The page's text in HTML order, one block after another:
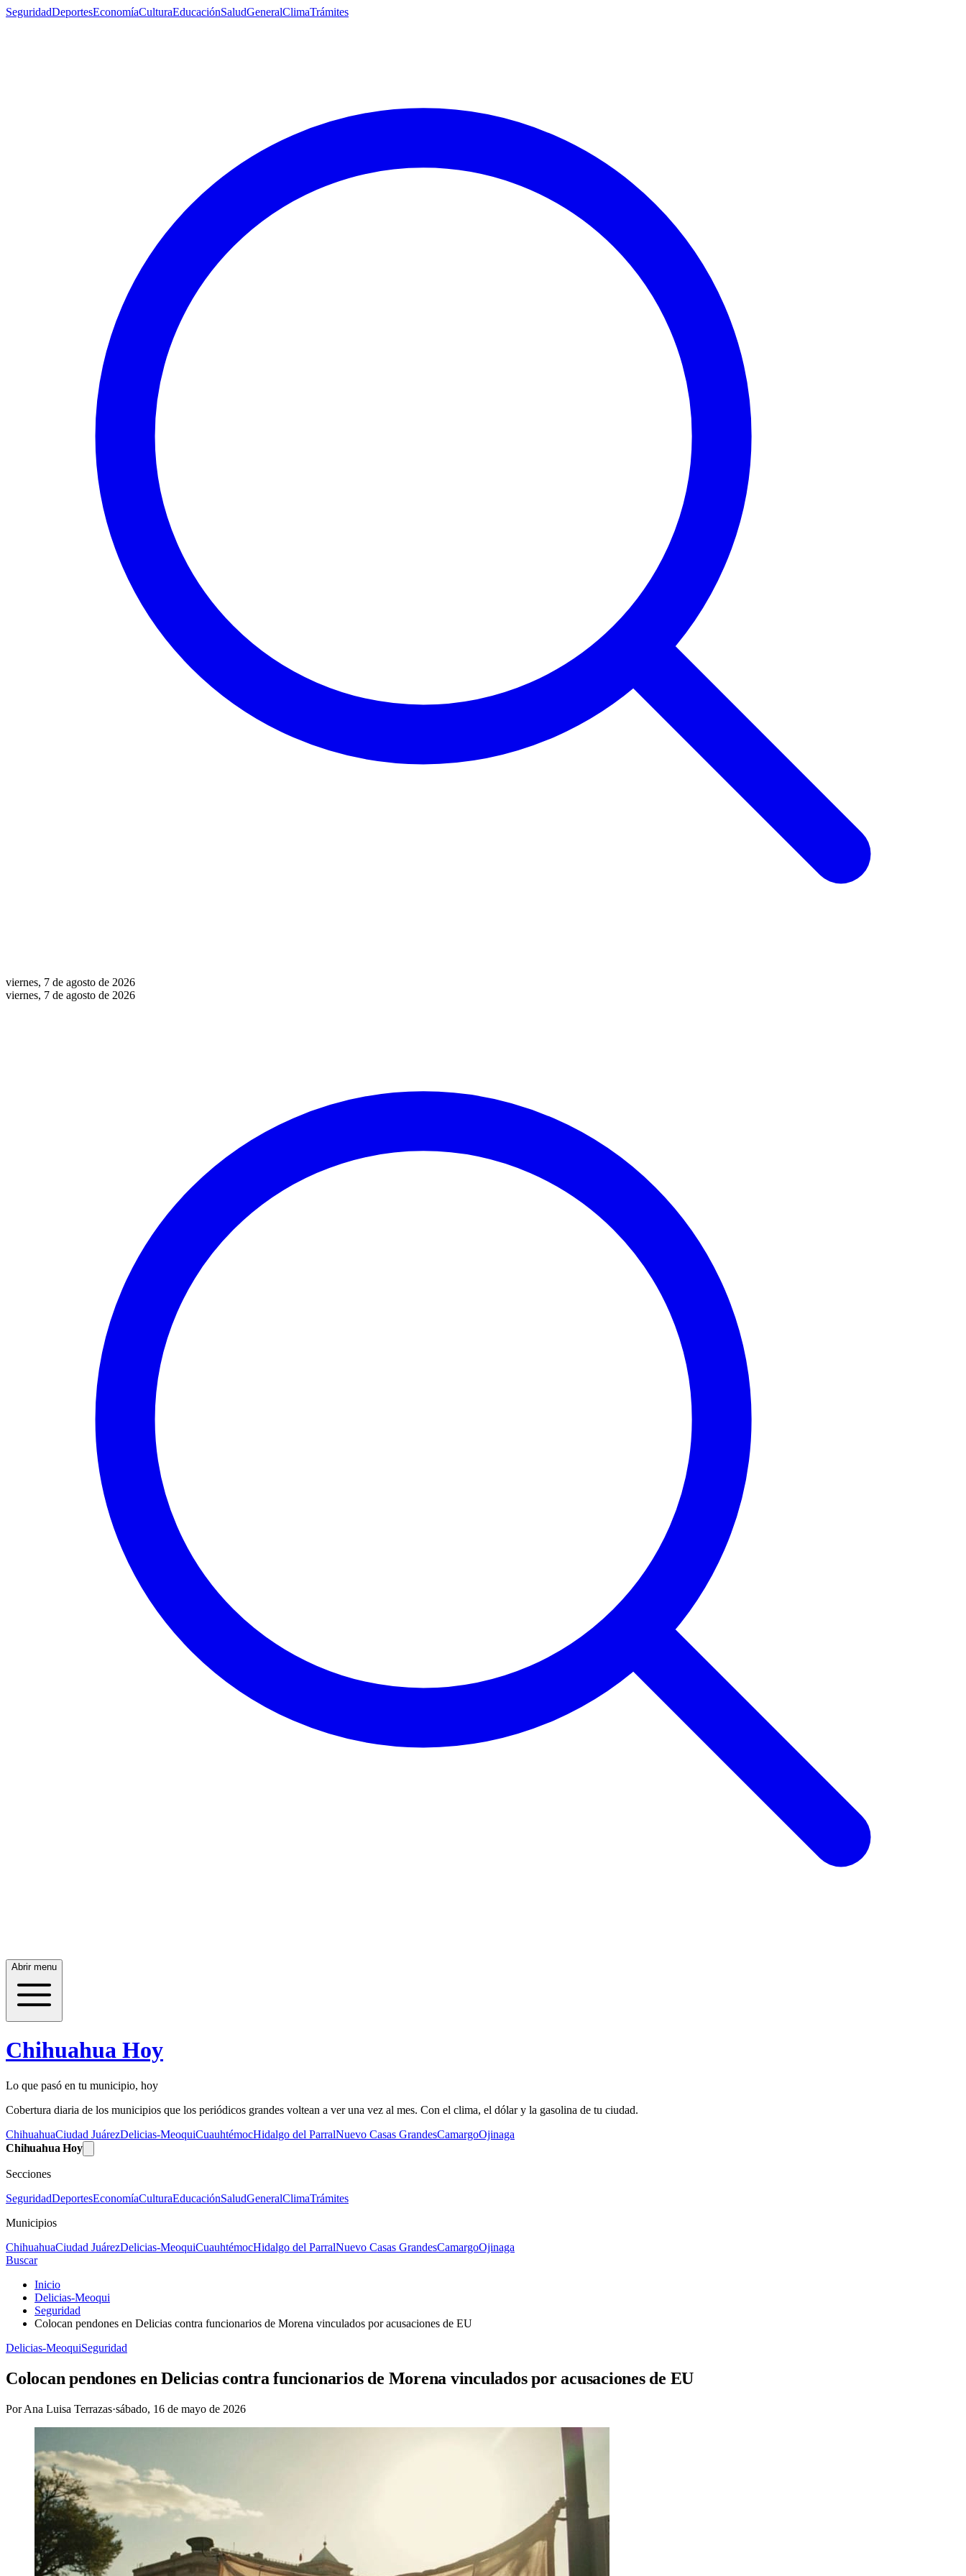
SeguridadDeportesEconomíaCulturaEducaciónSaludGeneralClimaTrámites
viernes, 7 de agosto de 2026
viernes, 7 de agosto de 2026
Abrir menu
Chihuahua Hoy
Lo que pasó en tu municipio, hoy
Cobertura diaria de los municipios que los periódicos grandes voltean a ver una vez al mes. Con el clima, el dólar y la gasolina de tu ciudad.
ChihuahuaCiudad JuárezDelicias-MeoquiCuauhtémocHidalgo del ParralNuevo Casas GrandesCamargoOjinaga
Chihuahua Hoy
Secciones
SeguridadDeportesEconomíaCulturaEducaciónSaludGeneralClimaTrámites
Municipios
ChihuahuaCiudad JuárezDelicias-MeoquiCuauhtémocHidalgo del ParralNuevo Casas GrandesCamargoOjinaga
Buscar
Inicio
Delicias-Meoqui
Seguridad
Colocan pendones en Delicias contra funcionarios de Morena vinculados por acusaciones de EU
Delicias-MeoquiSeguridad
Colocan pendones en Delicias contra funcionarios de Morena vinculados por acusaciones de EU
PorAna Luisa Terrazas·sábado, 16 de mayo de 2026